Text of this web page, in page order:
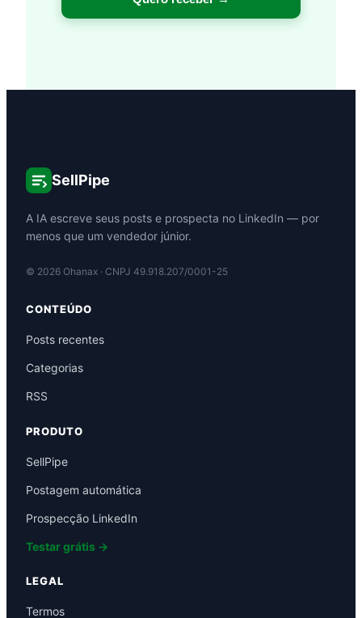
SellPipe
A IA escreve seus posts e prospecta no LinkedIn — por
menos que um vendedor júnior.
© 2026 Ohanax · CNPJ 49.918.207/0001-25
CONTEÚDO
Posts recentes
Categorias
RSS
PRODUTO
SellPipe
Postagem automática
Prospecção LinkedIn
Testar grátis →
LEGAL
Termos